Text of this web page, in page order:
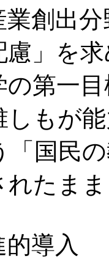
創出
慮」を
の第一
しもが
「国民
れたま
導入